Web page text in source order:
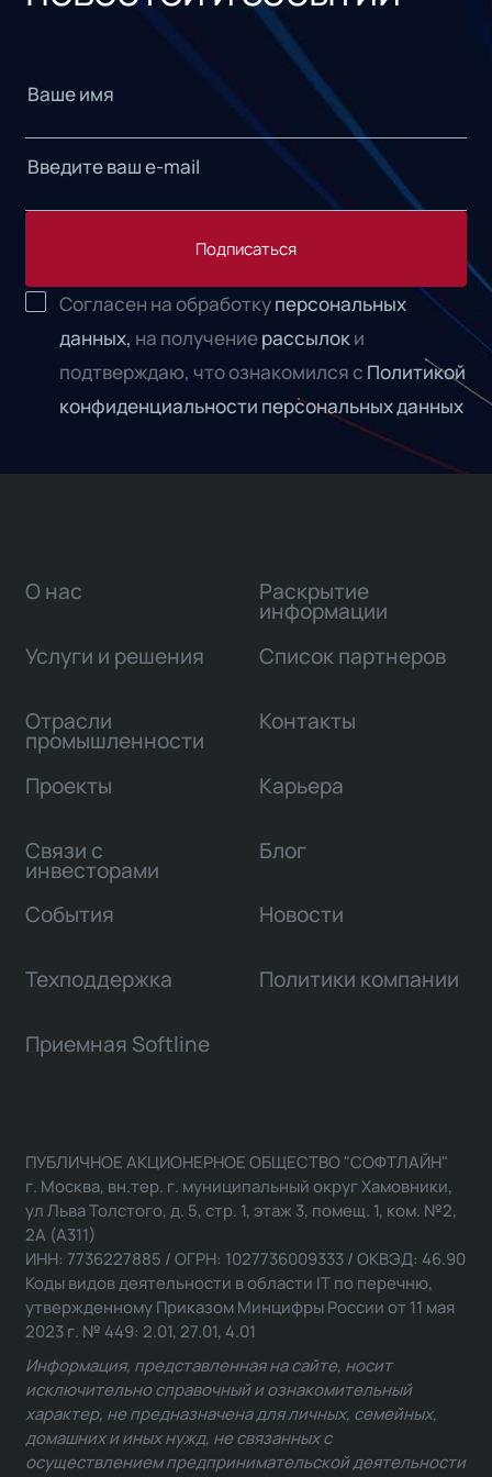
Подписаться
Согласен на обработкуперсональных
данных, на получениерассылоки
подтверждаю, что ознакомился с Политикой
конфиденциальности персональных данных
О нас
Услуги и решения
Отрасли
промышленности
Проекты
Связи с
инвесторами
Раскрытие
информации
Список партнеров
Контакты
Карьера
Блог
События Новости
Техподдержка Политики компании
Приемная Softline
ПУБЛИЧНОЕ АКЦИОНЕРНОЕ ОБЩЕСТВО "СОФТЛАЙН"
г. Москва, вн.тер. г. муниципальный округ Хамовники,
ул Льва Толстого, д. 5, стр. 1, этаж 3, помещ. 1, ком. №2,
2А (А311)
ИНН: 7736227885 / ОГРН: 1027736009333 / ОКВЭД: 46.90
Коды видов деятельности в области IT по перечню,
утвержденному Приказом Минцифры России от 11 мая
2023 г. № 449: 2.01, 27.01, 4.01
Информация, представленная на сайте, носит
исключительно справочный и ознакомительный
характер, не предназначена для личных, семейных,
домашних и иных нужд, не связанных с
осуществлением предпринимательской деятельности